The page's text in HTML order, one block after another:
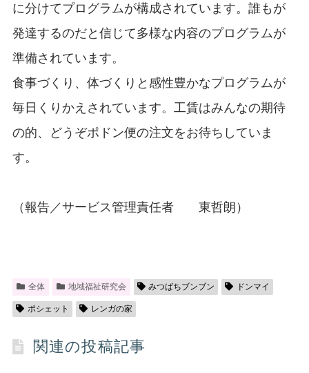
に分けてプログラムが構成されています。誰もが
発達するのだと信じて多様な内容のプログラムが
準備されています。
食事づくり、体づくりと感性豊かなプログラムが
毎日くりかえされています。工賃はみんなの期待
の的、どうぞポドン便の注文をお待ちしていま
す。
（報告／サービス管理責任者 東哲朗）
全体 地域福祉研究会 みつばちブンブン ドンマイ
ポシェット レンガの家
関連の投稿記事